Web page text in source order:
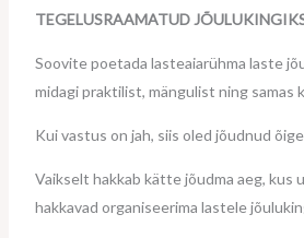
TEGELUSRAAMATUD
Soovite poetada lasteaiarühma laste
midagi praktilist, mängulist ning samas
Kui vastus on jah, siis oled jõudnud
Vaikselt hakkab kätte jõudma aeg, kus
hakkavad organiseerima lastele